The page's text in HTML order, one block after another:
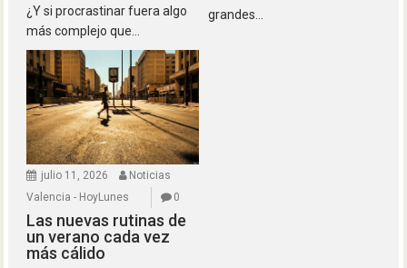
¿Y si procrastinar fuera algo
más complejo que...
grandes...
julio 11, 2026
Noticias
Valencia - HoyLunes
0
Las nuevas rutinas de
un verano cada vez
más cálido